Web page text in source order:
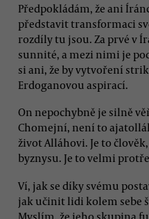
Předpokládám, že ani
představit transformaci
rozdíly tu jsou. Za prvé v
sunnité, a mezi nimi je
si ani, že by vytvoření
Erdoganovou aspirací.
On nepochybně je silně
Chomejní, není to
život Alláhovi. Je to
byznysu. Je to velmi
Ví, jak se díky svému
jak učinit lidi kolem sebe
Myslím, že jeho skupina